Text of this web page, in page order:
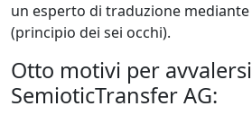
un esperto di traduzione
(principio dei sei occhi).
Otto motivi per
SemioticTransfer AG: